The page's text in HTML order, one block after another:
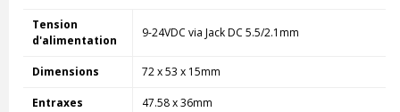
Tension
d'alimentation
9-24VDC via Jack DC 5.5/2.1mm
Dimensions 72 x 53 x 15mm
Entraxes 47.58 x 36mm